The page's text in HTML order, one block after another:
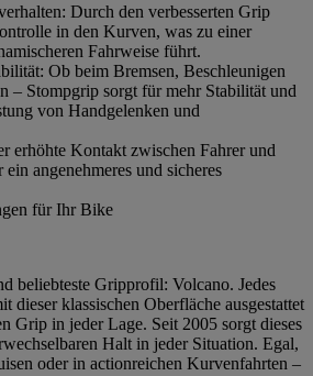
Durch den verbesserten Grip
in den Kurven, was zu einer
Fahrweise führt.
Ob beim Bremsen, Beschleunigen
– Stompgrip sorgt für mehr Stabilität und
von Handgelenken und
erhöhte Kontakt zwischen Fahrer und
angenehmeres und sicheres
für Ihr Bike
beliebteste Gripprofil: Volcano. Jedes
dieser klassischen Oberfläche ausgestattet
Grip in jeder Lage. Seit 2005 sorgt dieses
Halt in jeder Situation. Egal,
oder in actionreichen Kurvenfahrten –